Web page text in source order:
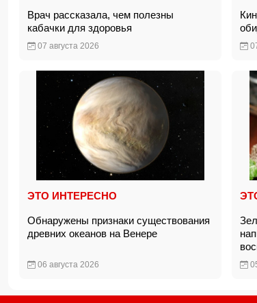
Врач рассказала, чем полезны
кабачки для здоровья
07 августа 2026
ЭТО ИНТЕРЕСНО
Обнаружены признаки существования
древних океанов на Венере
06 августа 2026